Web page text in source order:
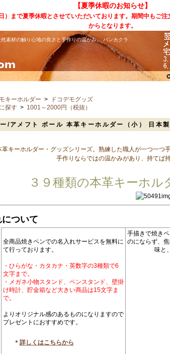
【夏季休暇のお知らせ】
まで夏季休暇とさせていただいております。期間中もご
からとなります。
素材の触り心地の良さと手作りの温かみ。 バンカクラ
キーホルダー >
ドコデモグッズ
探す > 1001～2000円（税抜）
/アメフト ボール 本革キーホルダー（小） 日本
革キーホルダー・グッズシリーズ。熟練した職人が一つ一つ
手作りならではの温かみがあり、持てば
３９種類の本革キーホ
ついて
全商品焼きペンでの名入れサービスを無料に
て行っております。
・ひらがな・カタカナ・英数字の3種類で6
文字まで。
・メガネ小物スタンド、ペンスタンド、壁掛
け時計、貯金箱など大きい商品は15文字ま
で。
よりオリジナル感のあるものになりますので
プレゼントにおすすめです。
＊ 詳しくはこちらから
手描きで焼き
のにならず、
味と